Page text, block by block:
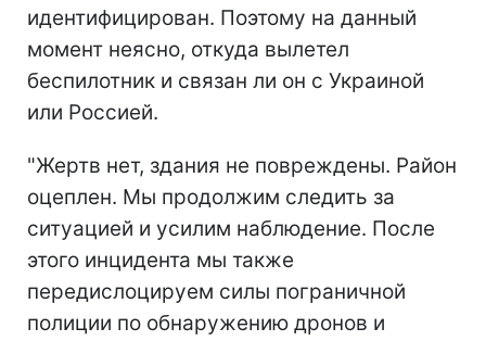
идентифицирован. Поэтому на данный
момент неясно, откуда вылетел
беспилотник и связан ли он с Украиной
или Россией.
"Жертв нет, здания не повреждены. Район
оцеплен. Мы продолжим следить за
ситуацией и усилим наблюдение. После
этого инцидента мы также
передислоцируем силы пограничной
полиции по обнаружению дронов и